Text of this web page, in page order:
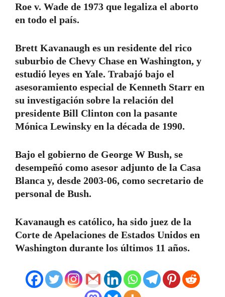
Roe v. Wade de 1973 que legaliza el aborto
en todo el país.
Brett Kavanaugh es un residente del rico
suburbio de Chevy Chase en Washington, y
estudió leyes en Yale. Trabajó bajo el
asesoramiento especial de Kenneth Starr en
su investigación sobre la relación del
presidente Bill Clinton con la pasante
Mónica Lewinsky en la década de 1990.
Bajo el gobierno de George W Bush, se
desempeñó como asesor adjunto de la Casa
Blanca y, desde 2003-06, como secretario de
personal de Bush.
Kavanaugh es católico, ha sido juez de la
Corte de Apelaciones de Estados Unidos en
Washington durante los últimos 11 años.